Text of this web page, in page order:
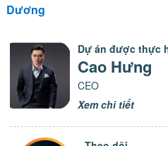
Dương
Dự án được thực
Cao Hưng
CEO
Xem chi tiết